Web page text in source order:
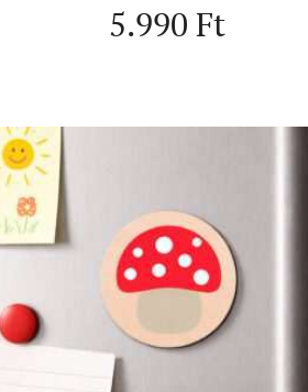
5.990 Ft